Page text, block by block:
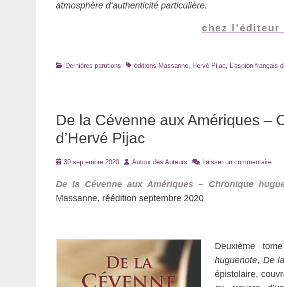
atmosphère d’authenticité particulière.
chez l’éditeur
Catégories
Dernières parutions Tagséditions Massanne, Hervé Pijac, L'espion français
De la Cévenne aux Amériques –
d’Hervé Pijac
Posté30 septembre 2020 Auteur
Autour des Auteurs Laisser un commentaire
De la Cévenne aux Amériques – Chronique
Massanne, réédition septembre 2020
Deuxième
huguenote, De
épistolaire,